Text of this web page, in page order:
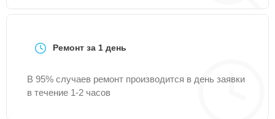
Ремонт за 1 день
В 95% случаев ремонт производится в день заявки
в течение 1-2 часов